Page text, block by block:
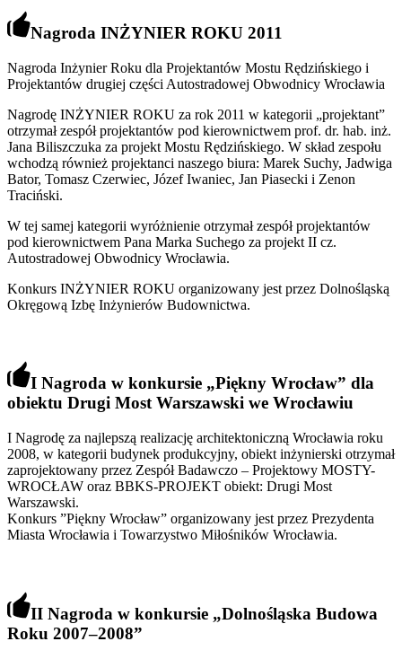
Nagroda INŻYNIER ROKU 2011
Nagroda Inżynier Roku dla Projektantów Mostu Rędzińskiego i
Projektantów drugiej części Autostradowej Obwodnicy Wrocławia
Nagrodę INŻYNIER ROKU za rok 2011 w kategorii „projektant”
otrzymał zespół projektantów pod kierownictwem prof. dr. hab. inż.
Jana Biliszczuka za projekt Mostu Rędzińskiego. W skład zespołu
wchodzą również projektanci naszego biura: Marek Suchy, Jadwiga
Bator, Tomasz Czerwiec, Józef Iwaniec, Jan Piasecki i Zenon
Traciński.
W tej samej kategorii wyróżnienie otrzymał zespół projektantów
pod kierownictwem Pana Marka Suchego za projekt II cz.
Autostradowej Obwodnicy Wrocławia.
Konkurs INŻYNIER ROKU organizowany jest przez Dolnośląską
Okręgową Izbę Inżynierów Budownictwa.
I Nagroda w konkursie „Piękny Wrocław” dla
obiektu Drugi Most Warszawski we Wrocławiu
I Nagrodę za najlepszą realizację architektoniczną Wrocławia roku
2008, w kategorii budynek produkcyjny, obiekt inżynierski otrzymał
zaprojektowany przez Zespół Badawczo – Projektowy MOSTY-
WROCŁAW oraz BBKS-PROJEKT obiekt: Drugi Most
Warszawski.
Konkurs ”Piękny Wrocław” organizowany jest przez Prezydenta
Miasta Wrocławia i Towarzystwo Miłośników Wrocławia.
II Nagroda w konkursie „Dolnośląska Budowa
Roku 2007–2008”